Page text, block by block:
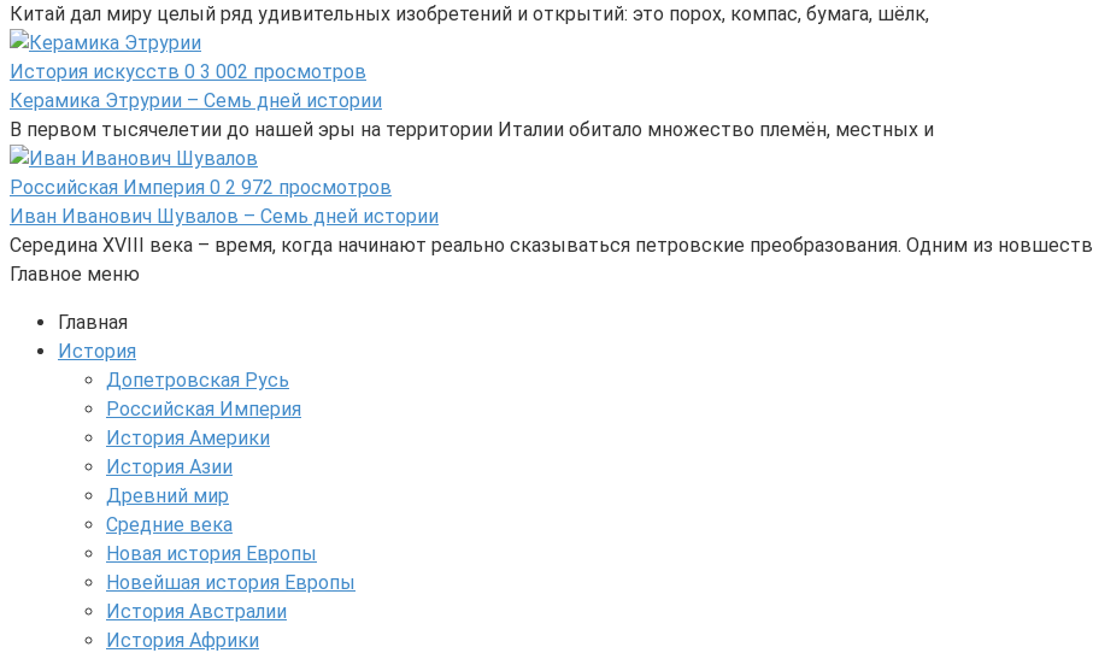
Китай дал миру целый ряд удивительных изобретений и открытий: это порох, компас, бумага, шёлк,
История искусств 0 3 002 просмотров
Керамика Этрурии – Семь дней истории
В первом тысячелетии до нашей эры на территории Италии обитало множество племён, местных и
Российская Империя 0 2 972 просмотров
Иван Иванович Шувалов – Семь дней истории
Середина XVIII века – время, когда начинают реально сказываться петровские преобразования. Одним из новшеств
Главное меню
Главная
История
Допетровская Русь
Российская Империя
История Америки
История Азии
Древний мир
Средние века
Новая история Европы
Новейшая история Европы
История Австралии
История Африки